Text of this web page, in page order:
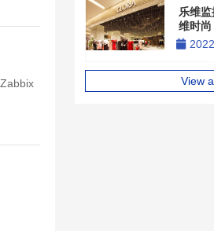
乐维
维时尚
View